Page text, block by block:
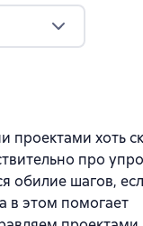
проектами хоть
про
обилие шагов,
в этом помогает